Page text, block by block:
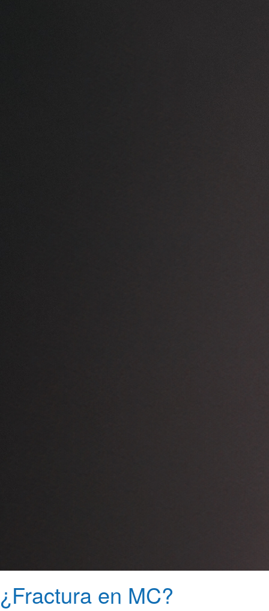
¿Fractura en MC?